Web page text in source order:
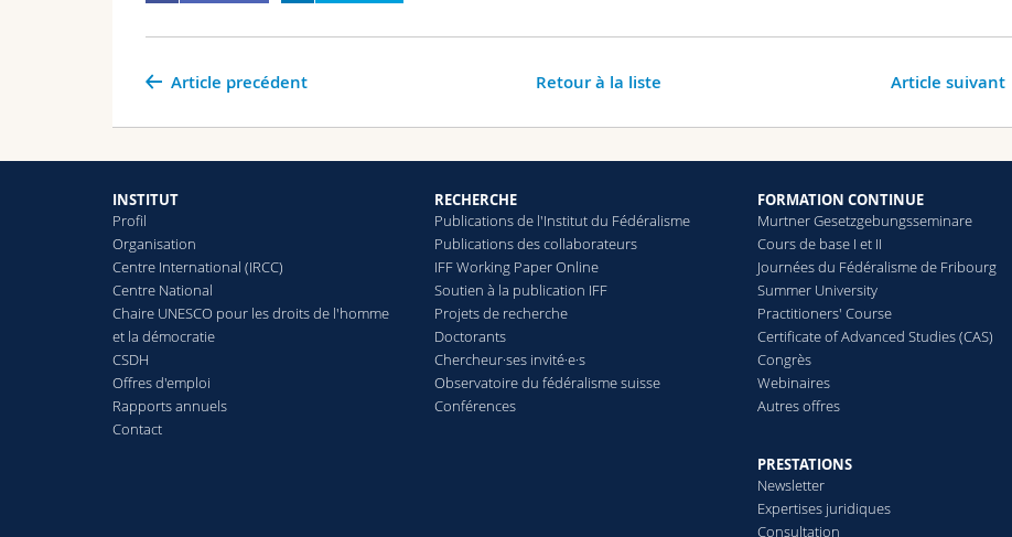
Article suivant
Article precédent Retour à la liste
INSTITUT
Profil
Organisation
Centre International (IRCC)
Centre National
Chaire UNESCO pour les droits de l'homme
et la démocratie
CSDH
Offres d'emploi
Rapports annuels
Contact
RECHERCHE
Publications de l'Institut du Fédéralisme
Publications des collaborateurs
IFF Working Paper Online
Soutien à la publication IFF
Projets de recherche
Doctorants
Chercheur·ses invité·e·s
Observatoire du fédéralisme suisse
Conférences
FORMATION CONTINUE
Murtner Gesetzgebungsseminare
Cours de base I et II
Journées du Fédéralisme de Fribourg
Summer University
Practitioners' Course
Certificate of Advanced Studies (CAS)
Congrès
Webinaires
Autres offres
PRESTATIONS
Newsletter
Expertises juridiques
Consultation